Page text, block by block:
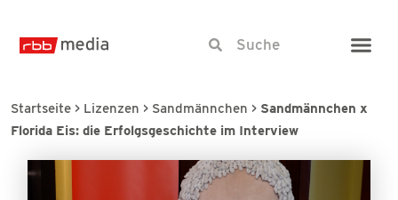
Startseite > Lizenzen > Sandmännchen > Sandmännchen x
Florida Eis: die Erfolgsgeschichte im Interview